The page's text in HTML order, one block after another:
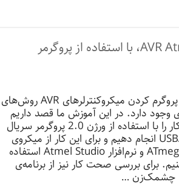
آموزش پروگرم کردن میکروکنترلر AVR Atmega16، با استفاده از پروگرمر
برای پروگرم کردن میکروکنترلرهای AVR روش‌های
وجود دارد. در این آموزش ما قصد داریم
این کار را با استفاده از ورژن 2.0 پروگرمر سریال
USBASP انجام دهیم و برای این کار از میکروی
ATmega16 و نرم‌افزار Atmel Studio استفاده
برای بررسی صحت کار نیز از برنامه‌ی